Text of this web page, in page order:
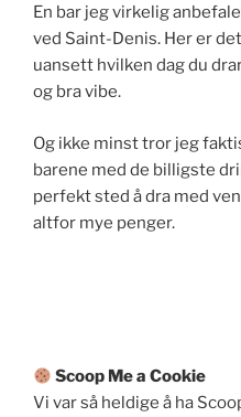
En bar jeg virkelig
ved Saint-Denis. Her er
uansett hvilken dag du
og bra vibe.
Og ikke minst tror jeg
barene med de billigste
perfekt sted å dra med
altfor mye penger.
Scoop Me a Cookie
Vi var så heldige å ha